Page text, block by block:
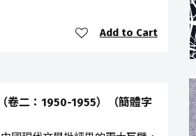
Add to Cart
卷二：1950-1955）（簡體字